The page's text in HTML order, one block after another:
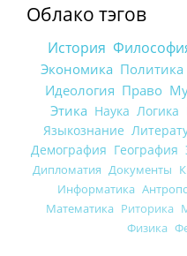
Облако тэгов
История
Экономика Политика
Идеология Право
Этика Наука Логика
Языкознание
Демография География
Дипломатия Документы
Информатика
Математика Риторика
Физика